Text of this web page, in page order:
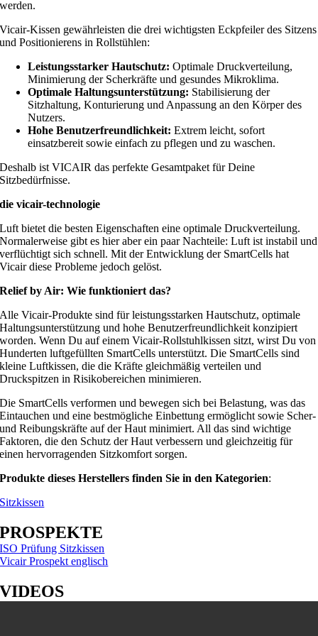
werden.
Vicair-Kissen gewährleisten die drei wichtigsten Eckpfeiler des Sitzens
und Positionierens in Rollstühlen:
Leistungsstarker Hautschutz: Optimale Druckverteilung,
Minimierung der Scherkräfte und gesundes Mikroklima.
Optimale Haltungsunterstützung: Stabilisierung der
Sitzhaltung, Konturierung und Anpassung an den Körper des
Nutzers.
Hohe Benutzerfreundlichkeit:Extrem leicht, sofort
einsatzbereit sowie einfach zu pflegen und zu waschen.
Deshalb ist VICAIR das perfekte Gesamtpaket für Deine
Sitzbedürfnisse.
die vicair-technologie
Luft bietet die besten Eigenschaften eine optimale Druckverteilung.
Normalerweise gibt es hier aber ein paar Nachteile: Luft ist instabil und
verflüchtigt sich schnell. Mit der Entwicklung der SmartCells hat
Vicair diese Probleme jedoch gelöst.
Relief by Air: Wie funktioniert das?
Alle Vicair-Produkte sind für leistungsstarken Hautschutz, optimale
Haltungsunterstützung und hohe Benutzerfreundlichkeit konzipiert
worden. Wenn Du auf einem Vicair-Rollstuhlkissen sitzt, wirst Du von
Hunderten luftgefüllten SmartCells unterstützt. Die SmartCells sind
kleine Luftkissen, die die Kräfte gleichmäßig verteilen und
Druckspitzen in Risikobereichen minimieren.
Die SmartCells verformen und bewegen sich bei Belastung, was das
Eintauchen und eine bestmögliche Einbettung ermöglicht sowie Scher-
und Reibungskräfte auf der Haut minimiert. All das sind wichtige
Faktoren, die den Schutz der Haut verbessern und gleichzeitig für
einen hervorragenden Sitzkomfort sorgen.
Produkte dieses Herstellers finden Sie in den Kategorien:
Sitzkissen
PROSPEKTE
ISO Prüfung Sitzkissen
Vicair Prospekt englisch
VIDEOS